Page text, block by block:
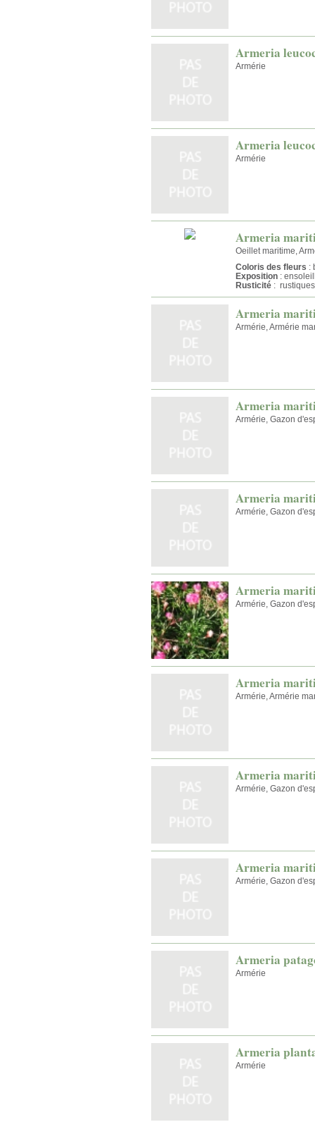
Armeria
Armérie
Armeria
Armérie
Armeria
Oeillet maritime,
Coloris des fleurs :
Exposition :
Rusticité : rustiques
Armeria
Armérie, Armérie
Armeria
Armérie, Gazon
Armeria
Armérie, Gazon
Armeria
Armérie, Gazon
Armeria
Armérie, Armérie
Armeria
Armérie, Gazon
Armeria
Armérie, Gazon
Armeria
Armérie
Armeria
Armérie